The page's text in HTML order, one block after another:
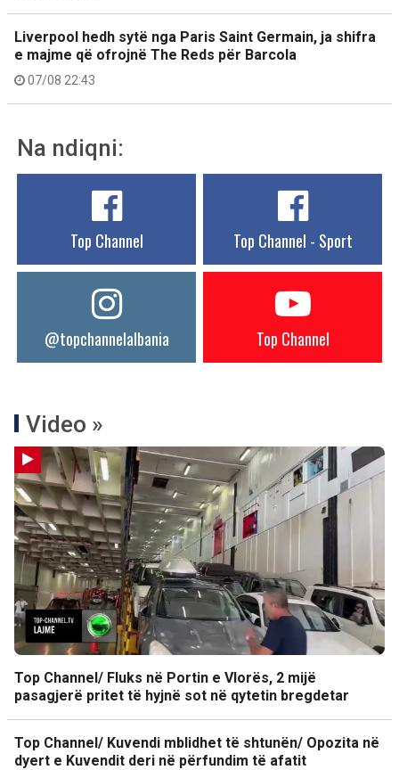
Liverpool hedh sytë nga Paris Saint Germain, ja shifra
e majme që ofrojnë The Reds për Barcola
07/08 22:43
Na ndiqni:
Top Channel Top Channel - Sport
@topchannelalbania Top Channel
Video »
Top Channel/ Fluks në Portin e Vlorës, 2 mijë
pasagjerë pritet të hyjnë sot në qytetin bregdetar
Top Channel/ Kuvendi mblidhet të shtunën/ Opozita në
dyert e Kuvendit deri në përfundim të afatit